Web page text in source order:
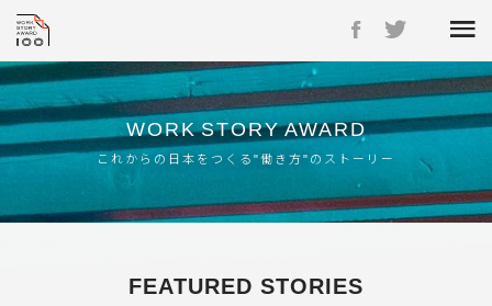
WORK STORY AWARD
これからの日本をつくる"働き方"のストーリー
FEATURED STORIES